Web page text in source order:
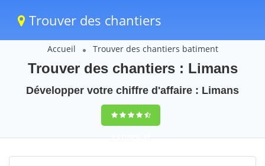
Trouver des chantiers
Accueil Trouver des chantiers batiment
Trouver des chantiers : Limans
Développer votre chiffre d'affaire : Limans
9,5(100%)39
votes